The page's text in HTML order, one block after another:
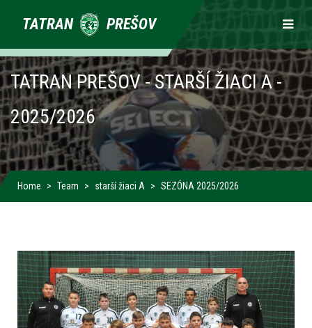
TATRAN PREŠOV
Primárne
odkazy
TATRAN PREŠOV - STARŠÍ ŽIACI A -
2025/2026
Home Team starší žiaci A SEZÓNA 2025/2026